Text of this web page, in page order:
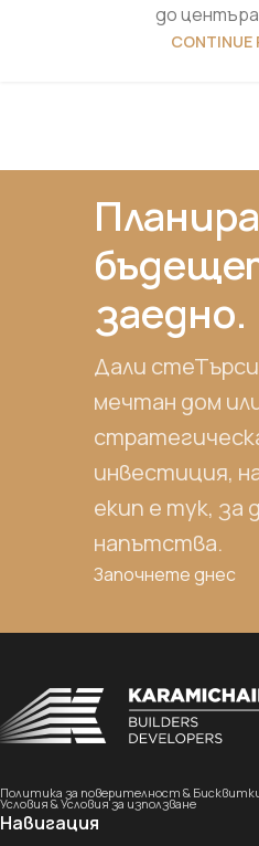
до центъра
CONTINUE
заедно.
Дали
мечтан дом
инвестиция,
екип е тук, за
напътства.
Започнете днес
Политика за поверителност &
Условия & Условия за използване
Навигация